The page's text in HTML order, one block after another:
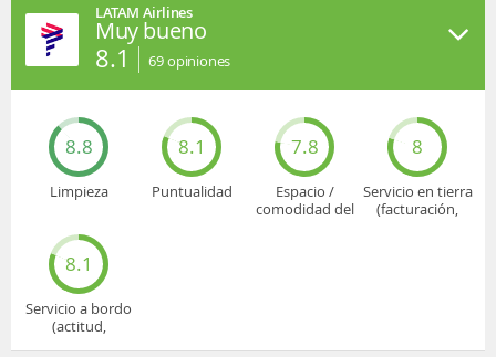
LATAM Airlines
Muy bueno
8.1 69opiniones
8.8
Limpieza
8.1
Puntualidad
7.8
Espacio /
comodidad del
8
Servicio en tierra
(facturación,
8.1
Servicio a bordo
(actitud,